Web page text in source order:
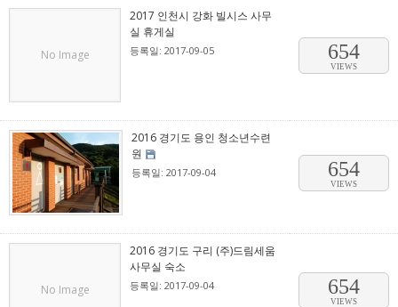
No Image
2017 인천시 강화 빌시스 사무
실 휴게실
등록일: 2017-09-05 654
VIEWS
2016 경기도 용인 청소년수련
원
등록일: 2017-09-04 654
VIEWS
No Image
2016 경기도 구리 (주)드림세움
사무실 숙소
등록일: 2017-09-04 654
VIEWS